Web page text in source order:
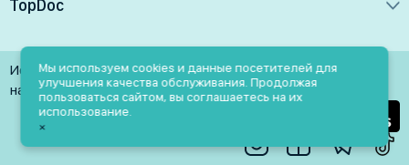
Клиники
Лаборатории
Услуги
Блог
Акции и скидки
Преимущества
Медучреждениям
Врачам
TopDoc
Контакты
Помощь
Использование материалов разрешено только при
наличии активной ссылки на источник
Мы используем cookies и данные посетителей для
улучшения качества обслуживания. Продолжая
пользоваться сайтом, вы соглашаетесь на их
использование.
×